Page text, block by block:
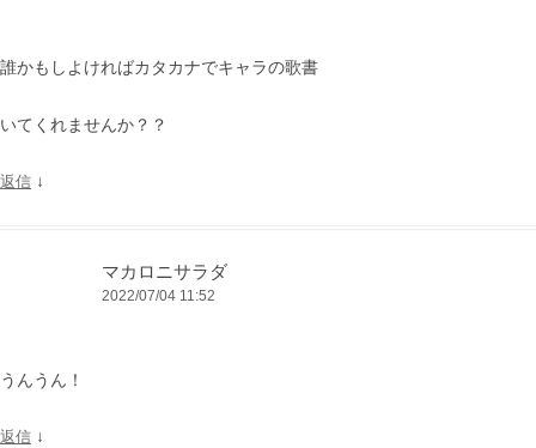
誰かもしよければカタカナでキャラの歌書
いてくれませんか？？
返信 ↓
マカロニサラダ
2022/07/04 11:52
うんうん！
返信 ↓